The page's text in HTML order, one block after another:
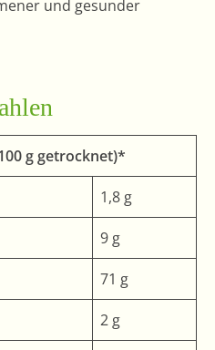
und gesunder
g getrocknet)*
1,8 g
9 g
71 g
2 g